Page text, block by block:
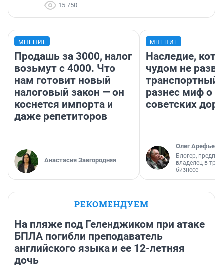
15 750
МНЕНИЕ
Продашь за 3000, налог
возьмут с 4000. Что
нам готовит новый
налоговый закон — он
коснется импорта и
даже репетиторов
Анастасия Завгородняя
МНЕНИЕ
Наследие,
чудом не
транспортный
разнес миф о
советских
Олег Арефьев
Блогер,
владелец в
бизнесе
РЕКОМЕНДУЕМ
На пляже под Геленджиком при атаке
БПЛА погибли преподаватель
английского языка и ее 12-летняя
дочь